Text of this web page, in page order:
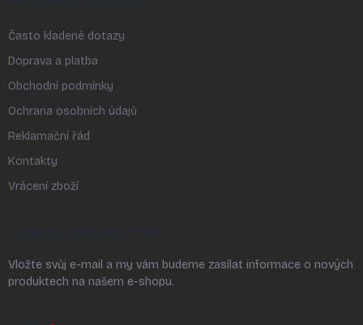
Často kladené dotazy
Doprava a platba
Obchodní podmínky
Ochrana osobních údajů
Reklamační řád
Kontakty
Vrácení zboží
Vložte svůj e-mail a my vám budeme zasílat informace o nových
produktech na našem e-shopu.